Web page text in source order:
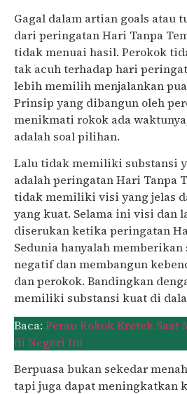
Gagal dalam artian goals atau
dari peringatan Hari Tanpa
tidak menuai hasil. Perokok
tak acuh terhadap hari
lebih memilih menjalankan
Prinsip yang dibangun oleh
menikmati rokok ada
adalah soal pilihan.
Lalu tidak memiliki substansi
adalah peringatan Hari Tanpa
tidak memiliki visi yang jelas
yang kuat. Selama ini visi dan
diserukan ketika peringatan
Sedunia hanyalah
negatif dan membangun
dan perokok. Bandingkan
memiliki substansi kuat di
Baca: Peran Rokok Kretek Saat
di Negeri Ini
Berpuasa bukan sekedar
tapi juga dapat meningkatkan